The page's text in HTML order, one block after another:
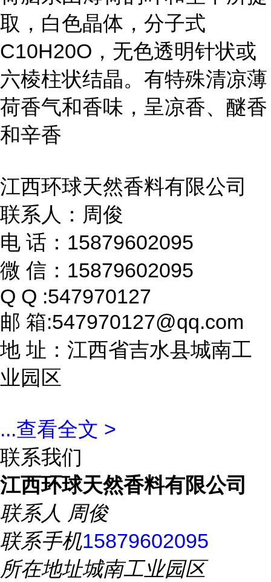
取，白色晶体，分子式
C10H20O，无色透明针状或
六棱柱状结晶。有特殊清凉薄
荷香气和香味，呈凉香、醚香
和辛香
江西环球天然香料有限公司
联系人：周俊
电 话：15879602095
微 信：15879602095
Q Q :547970127
邮 箱:547970127@qq.com
地 址：江西省吉水县城南工
业园区
...查看全文 >
联系我们
江西环球天然香料有限公司
联系人 周俊
联系手机15879602095
所在地址城南工业园区